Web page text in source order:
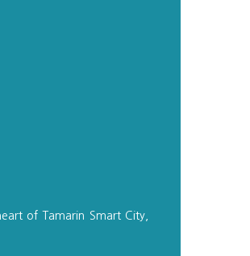
of Tamarin Smart City,